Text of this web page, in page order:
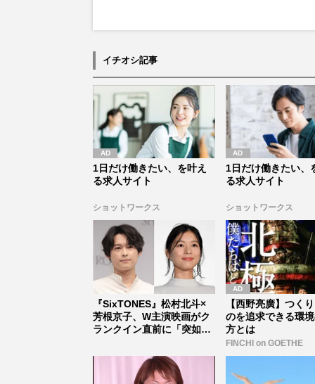
イチオシ記事
1日だけ働きたい、を叶え
る求人サイト
ショットワークス
1日だけ働きたい、
る求人サイト
ショットワークス
『SixTONES』松村北斗×
芳根京子、W主演映画がク
ランクイン直前に「突如中
【西野亮廣】つく
のを追求できる環
方とは
FINCHI on GOETHE